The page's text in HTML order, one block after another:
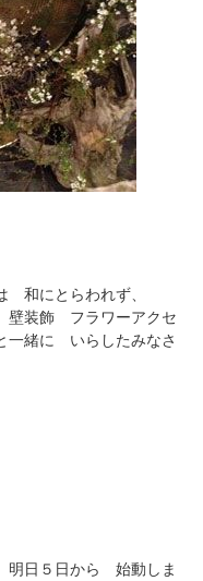
和にとらわれず、
壁装飾 フラワーアクセ
緒に いらしたみなさ
日５日から 始動しま